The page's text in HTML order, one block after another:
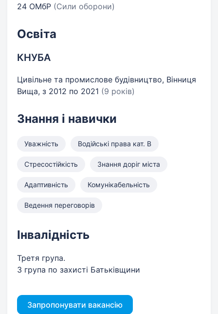
24 ОМбР (Сили оборони)
Освіта
КНУБА
Цивільне та промислове будівництво, Вінниця
Вища, з 2012 по 2021 (9 років)
Знання і навички
Уважність Водійські права кат. B
Стресостійкість Знання доріг міста
Адаптивність Комунікабельність
Ведення переговорів
Інвалідність
Третя група.
3 група по захисті Батьківщини
Запропонувати вакансію